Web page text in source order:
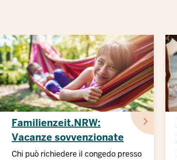
Familienzeit.NRW:
Vacanze sovvenzionate
Chi può richiedere il congedo presso